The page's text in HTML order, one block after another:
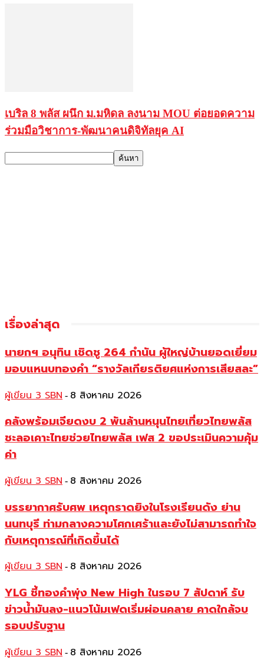
เบริล 8 พลัส ผนึก ม.มหิดล ลงนาม MOU ต่อยอดความ
ร่วมมือวิชาการ-พัฒนาคนดิจิทัลยุค AI
เรื่องล่าสุด
นายกฯ อนุทิน เชิดชู 264 กำนัน ผู้ใหญ่บ้านยอดเยี่ยม
มอบแหนบทองคำ “รางวัลเกียรติยศแห่งการเสียสละ”
ผู้เขียน 3 SBN - 8 สิงหาคม 2026
คลังพร้อมเจียดงบ 2 พันล้านหนุนไทยเที่ยวไทยพลัส
ชะลอเคาะไทยช่วยไทยพลัส เฟส 2 ขอประเมินความคุ้ม
ค่า
ผู้เขียน 3 SBN - 8 สิงหาคม 2026
บรรยากาศรับศพ เหตุกราดยิงในโรงเรียนดัง ย่าน
นนทบุรี ท่ามกลางความโศกเศร้าและยังไม่สามารถทำใจ
กับเหตุการณ์ที่เกิดขึ้นได้
ผู้เขียน 3 SBN - 8 สิงหาคม 2026
YLG ชี้ทองคำพุ่ง New High ในรอบ 7 สัปดาห์ รับ
ข่าวน้ำมันลง-แนวโน้มเฟดเริ่มผ่อนคลาย คาดใกล้จบ
รอบปรับฐาน
ผู้เขียน 3 SBN - 8 สิงหาคม 2026